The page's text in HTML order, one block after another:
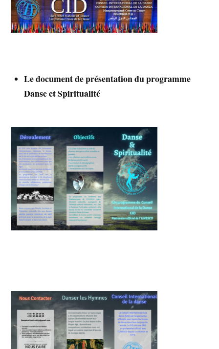
Le document de présentation du programme
Danse et Spiritualité